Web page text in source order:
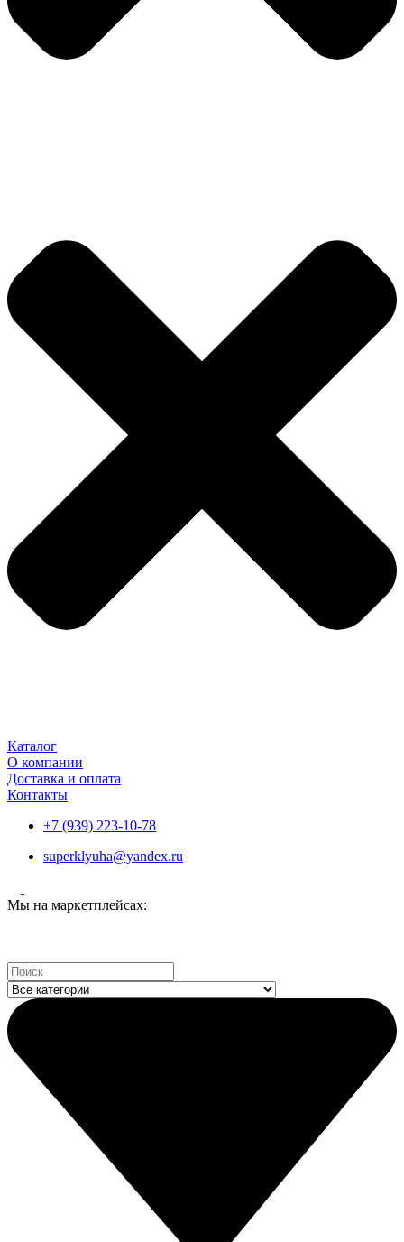
Каталог
О компании
Доставка и оплата
Контакты
+7 (939) 223-10-78
superklyuha@yandex.ru
Мы на маркетплейсах:
Search
...